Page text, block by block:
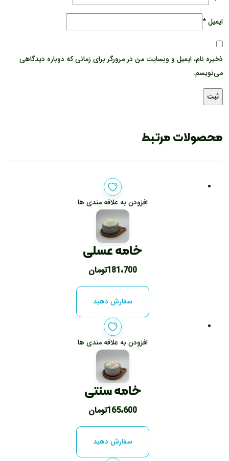
ایمیل*
ذخیره نام، ایمیل و وبسایت من در مرورگر برای زمانی که دوباره دیدگاهی
می‌نویسم.
محصولات مرتبط
افزودن به علاقه مندی ها
خامه عسلی
181،700تومان
سفارش دهید
افزودن به علاقه مندی ها
خامه سنتی
165،600تومان
سفارش دهید